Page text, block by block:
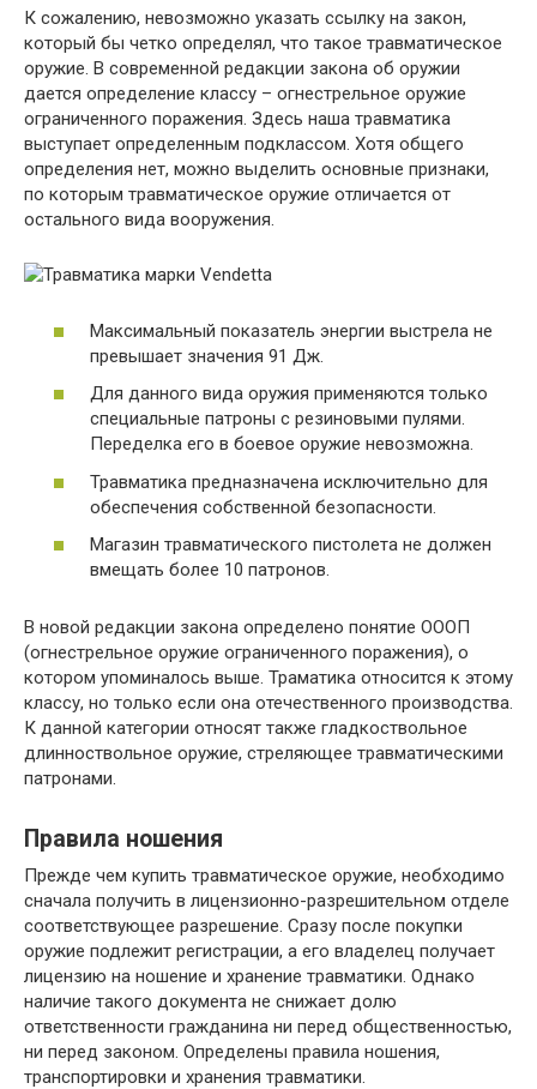
К сожалению, невозможно указать ссылку на закон,
который бы четко определял, что такое травматическое
оружие. В современной редакции закона об оружии
дается определение классу – огнестрельное оружие
ограниченного поражения. Здесь наша травматика
выступает определенным подклассом. Хотя общего
определения нет, можно выделить основные признаки,
по которым травматическое оружие отличается от
остального вида вооружения.
Максимальный показатель энергии выстрела не
превышает значения 91 Дж.
Для данного вида оружия применяются только
специальные патроны с резиновыми пулями.
Переделка его в боевое оружие невозможна.
Травматика предназначена исключительно для
обеспечения собственной безопасности.
Магазин травматического пистолета не должен
вмещать более 10 патронов.
В новой редакции закона определено понятие ОООП
(огнестрельное оружие ограниченного поражения), о
котором упоминалось выше. Траматика относится к этому
классу, но только если она отечественного производства.
К данной категории относят также гладкоствольное
длинноствольное оружие, стреляющее травматическими
патронами.
Правила ношения
Прежде чем купить травматическое оружие, необходимо
сначала получить в лицензионно-разрешительном отделе
соответствующее разрешение. Сразу после покупки
оружие подлежит регистрации, а его владелец получает
лицензию на ношение и хранение травматики. Однако
наличие такого документа не снижает долю
ответственности гражданина ни перед общественностью,
ни перед законом. Определены правила ношения,
транспортировки и хранения травматики.